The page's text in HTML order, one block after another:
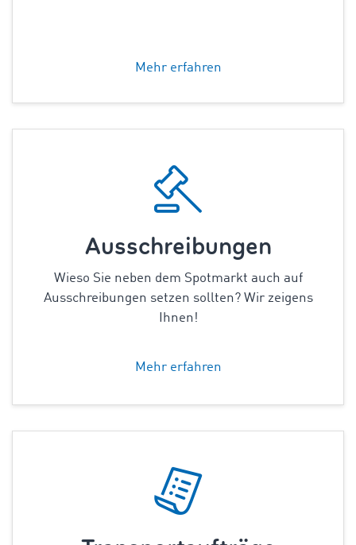
Mehr erfahren
Ausschreibungen
Wieso Sie neben dem Spotmarkt auch auf
Ausschreibungen setzen sollten? Wir zeigens
Ihnen!
Mehr erfahren